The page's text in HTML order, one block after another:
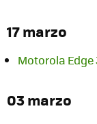
17 marzo
Motorola
03 marzo